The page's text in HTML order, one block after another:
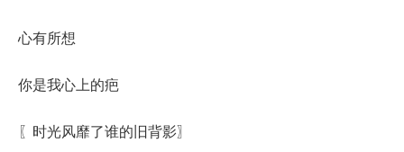
心有所想
你是我心上的疤
〖时光风靡了谁的旧背影〗